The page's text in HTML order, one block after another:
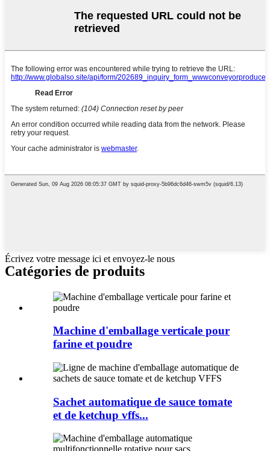
Écrivez votre message ici et envoyez-le nous
Catégories de produits
Machine d'emballage verticale pour
farine et poudre
Sachet automatique de sauce tomate
et de ketchup vffs...